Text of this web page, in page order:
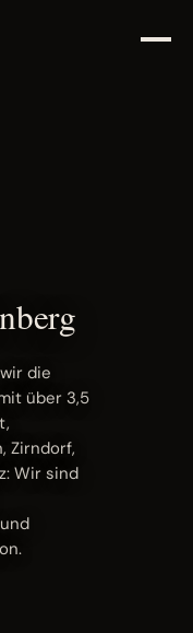
die
über 3,5
Zirndorf,
Wir sind